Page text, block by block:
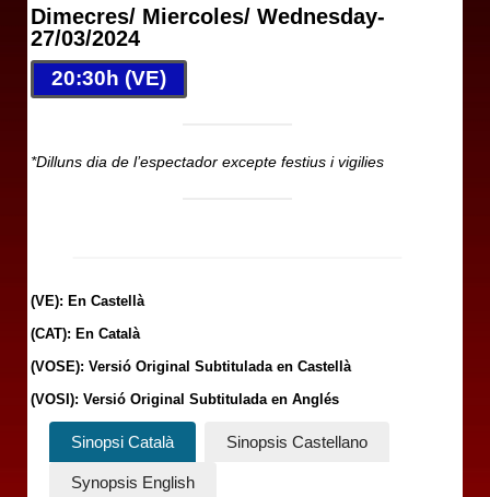
Dimecres/ Miercoles/ Wednesday-
27/03/2024
20:30h (VE)
*Dilluns dia de l’espectador excepte festius i vigilies
(VE): En Castellà
(CAT): En Català
(VOSE): Versió Original Subtitulada en Castellà
(VOSI): Versió Original Subtitulada en Anglés
Sinopsi Català Sinopsis Castellano
Synopsis English